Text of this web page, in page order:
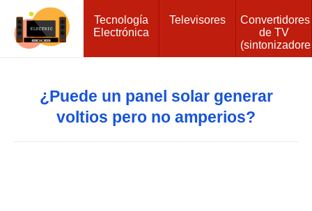
Tecnología
Electrónica
Televisores
Convertidores
de TV
¿Puede un panel solar generar
voltios pero no amperios?